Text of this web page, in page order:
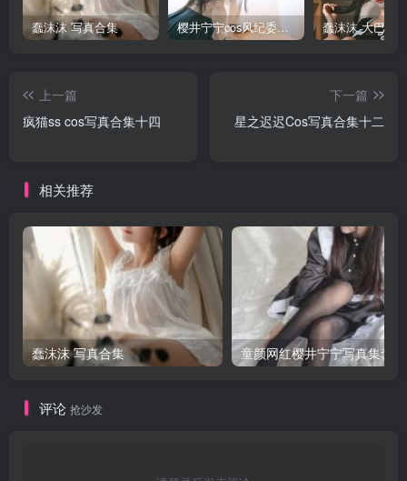
蠢沫沫 写真合集 樱井宁宁cos风纪委员写真套图
上一篇
疯猫ss cos写真合集十四
下一篇
星之迟迟Cos写真合集十二
相关推荐
蠢沫沫 写真合集 童颜网红樱井宁宁写真集套图
评论 抢沙发